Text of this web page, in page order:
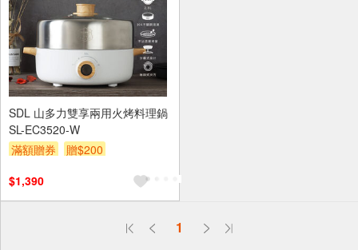
SDL 山多力雙享兩用火烤料理鍋
SL-EC3520-W
滿額贈券
贈$200
$1,390
1
偏遠地區配送